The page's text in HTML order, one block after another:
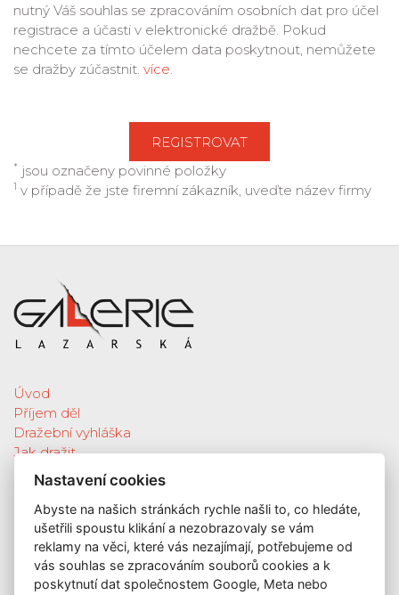
nutný Váš souhlas se zpracováním osobních dat pro účel
registrace a účasti v elektronické dražbě. Pokud
nechcete za tímto účelem data poskytnout, nemůžete
se dražby zúčastnit. více
* jsou označeny povinné položky
1 v případě že jste firemní zákazník, uveďte název firmy
Úvod
Příjem děl
Dražební vyhláška
Jak dražit
Galerie
Katalog vydražených děl
O nás
GDPR
Kontakt
KONTAKT
Nastavení cookies
Abyste na našich stránkách rychle našli to, co hledáte,
ušetřili spoustu klikání a nezobrazovaly se vám
reklamy na věci, které vás nezajímají, potřebujeme od
vás souhlas se zpracováním souborů cookies a k
poskytnutí dat společnostem Google, Meta nebo